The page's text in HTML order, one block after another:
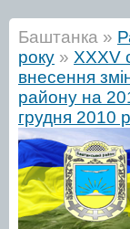
Баштанка »
року » ХХХV
внесення
району на
грудня 2010